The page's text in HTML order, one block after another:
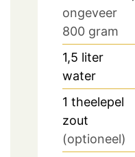
ongeveer
800 gram
1,5 liter
water
1 theelepel
zout
(optioneel)